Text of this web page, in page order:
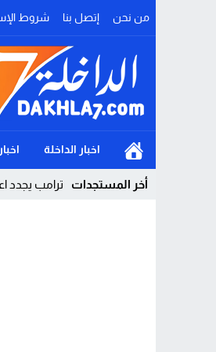
من نحن إتصل بنا شروط
اخبار الداخلة
أخر المستجدات ترامب يجدد